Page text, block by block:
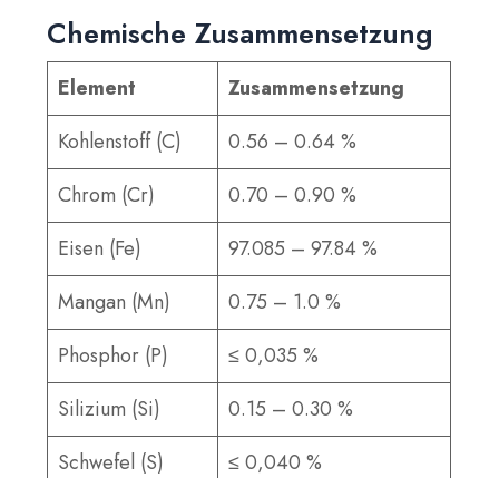
Chemische Zusammensetzung
Element
Zusammensetzung
Kohlenstoff (C)
0.56 – 0.64 %
Chrom (Cr)
0.70 – 0.90 %
Eisen (Fe)
97.085 – 97.84 %
Mangan (Mn)
0.75 – 1.0 %
Phosphor (P)
≤ 0,035 %
Silizium (Si)
0.15 – 0.30 %
Schwefel (S)
≤ 0,040 %